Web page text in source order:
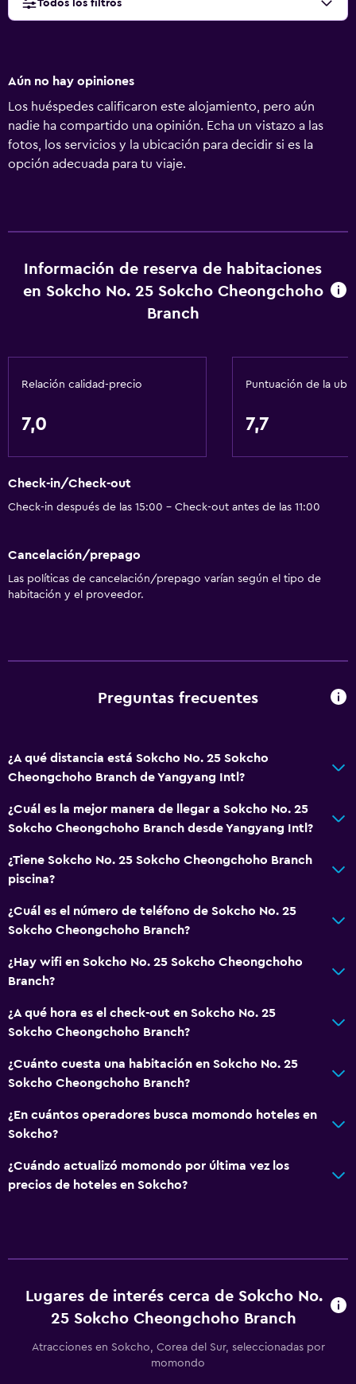
Todos los filtros
Aún no hay opiniones
Los huéspedes calificaron este alojamiento, pero aún
nadie ha compartido una opinión. Echa un vistazo a las
fotos, los servicios y la ubicación para decidir si es la
opción adecuada para tu viaje.
Información de reserva de habitaciones
en Sokcho No. 25 Sokcho Cheongchoho
Branch
Relación calidad-precio
7,0
Puntuación de la
7,7
Check-in/Check-out
Check-in después de las 15:00 - Check-out antes de las 11:00
Cancelación/prepago
Las políticas de cancelación/prepago varían según el tipo de
habitación y el proveedor.
Preguntas frecuentes
¿A qué distancia está Sokcho No. 25 Sokcho
Cheongchoho Branch de Yangyang Intl?
¿Cuál es la mejor manera de llegar a Sokcho No. 25
Sokcho Cheongchoho Branch desde Yangyang Intl?
¿Tiene Sokcho No. 25 Sokcho Cheongchoho Branch
piscina?
¿Cuál es el número de teléfono de Sokcho No. 25
Sokcho Cheongchoho Branch?
¿Hay wifi en Sokcho No. 25 Sokcho Cheongchoho
Branch?
¿A qué hora es el check-out en Sokcho No. 25
Sokcho Cheongchoho Branch?
¿Cuánto cuesta una habitación en Sokcho No. 25
Sokcho Cheongchoho Branch?
¿En cuántos operadores busca momondo hoteles en
Sokcho?
¿Cuándo actualizó momondo por última vez los
precios de hoteles en Sokcho?
Lugares de interés cerca de Sokcho No.
25 Sokcho Cheongchoho Branch
Atracciones en Sokcho, Corea del Sur, seleccionadas por
momondo